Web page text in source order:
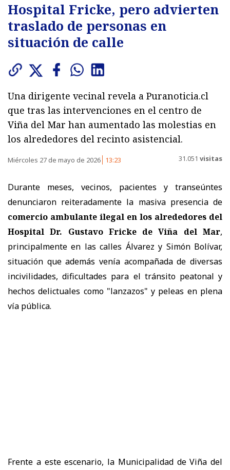
Hospital Fricke, pero advierten
traslado de personas en
situación de calle
Una dirigente vecinal revela a Puranoticia.cl
que tras las intervenciones en el centro de
Viña del Mar han aumentado las molestias en
los alrededores del recinto asistencial.
Miércoles 27 de mayo de 2026 13:23 31.051 visitas
Durante meses, vecinos, pacientes y transeúntes
denunciaron reiteradamente la masiva presencia de
comercio ambulante ilegal en los alrededores del
Hospital Dr. Gustavo Fricke de Viña del Mar,
principalmente en las calles Álvarez y Simón Bolívar,
situación que además venía acompañada de diversas
incivilidades, dificultades para el tránsito peatonal y
hechos delictuales como "lanzazos" y peleas en plena
vía pública.
Frente a este escenario, la Municipalidad de Viña del